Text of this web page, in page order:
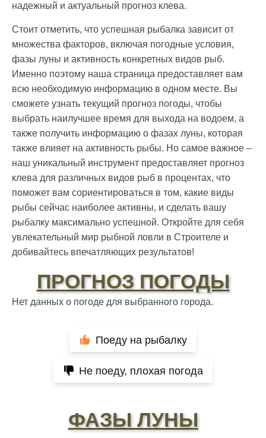
надежный и актуальный прогноз клева.
Стоит отметить, что успешная рыбалка зависит от
множества факторов, включая погодные условия,
фазы луны и активность конкретных видов рыб.
Именно поэтому наша страница предоставляет вам
всю необходимую информацию в одном месте. Вы
сможете узнать текущий прогноз погоды, чтобы
выбрать наилучшее время для выхода на водоем, а
также получить информацию о фазах луны, которая
также влияет на активность рыбы. Но самое важное –
наш уникальный инструмент предоставляет прогноз
клева для различных видов рыб в процентах, что
поможет вам сориентироваться в том, какие виды
рыбы сейчас наиболее активны, и сделать вашу
рыбалку максимально успешной. Откройте для себя
увлекательный мир рыбной ловли в Строителе и
добивайтесь впечатляющих результатов!
ПРОГНОЗ ПОГОДЫ
Нет данных о погоде для выбранного города.
Поеду на рыбалку
Не поеду, плохая погода
ФАЗЫ ЛУНЫ